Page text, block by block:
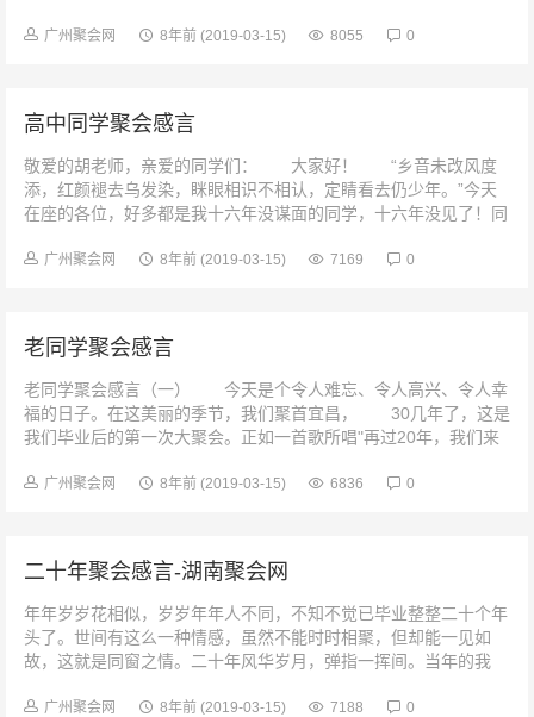
广州聚会网 8年前 (2019-03-15) 8055 0
高中同学聚会感言
敬爱的胡老师，亲爱的同学们： 大家好！ “乡音未改风度
添，红颜褪去乌发染，眯眼相识不相认，定睛看去仍少年。”今天
在座的各位，好多都是我十六年没谋面的同学，十六年没见了！同
广州聚会网 8年前 (2019-03-15) 7169 0
老同学聚会感言
老同学聚会感言（一） 今天是个令人难忘、令人高兴、令人幸
福的日子。在这美丽的季节，我们聚首宜昌， 30几年了，这是
我们毕业后的第一次大聚会。正如一首歌所唱"再过20年，我们来
广州聚会网 8年前 (2019-03-15) 6836 0
二十年聚会感言-湖南聚会网
年年岁岁花相似，岁岁年年人不同，不知不觉已毕业整整二十个年
头了。世间有这么一种情感，虽然不能时时相聚，但却能一见如
故，这就是同窗之情。二十年风华岁月，弹指一挥间。当年的我
广州聚会网 8年前 (2019-03-15) 7188 0